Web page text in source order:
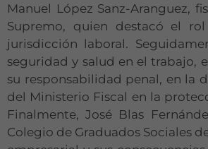
Manuel López Sanz-Aranguez,
Supremo, quien destacó el
jurisdicción laboral.
seguridad y salud en el trabajo,
su responsabilidad penal, en la
del Ministerio Fiscal en la
Finalmente, José Blas
Colegio de Graduados Sociales